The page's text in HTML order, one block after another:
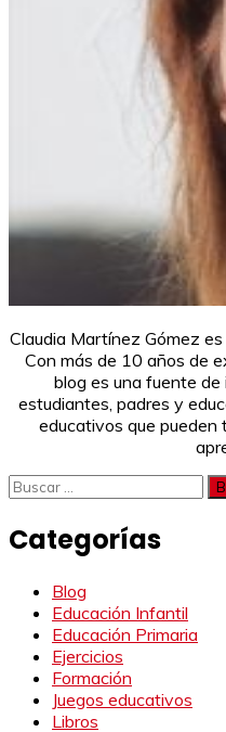
Claudia Martínez Gómez
Con más de 10 años de
blog es una fuente
estudiantes, padres y
educativos que pueden
Buscar:
Categorías
Blog
Educación Infantil
Educación Primaria
Ejercicios
Formación
Juegos educativos
Libros